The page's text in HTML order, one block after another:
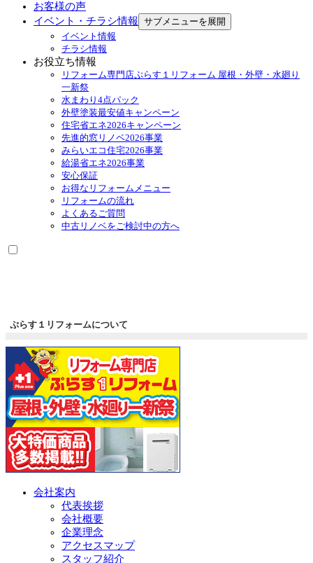
お客様の声
イベント・チラシ情報 サブメニューを展開
イベント情報
チラシ情報
お役立ち情報
リフォーム専門店ぷらす１リフォーム 屋根・外壁・水廻り
一新祭
水まわり4点パック
外壁塗装最安値キャンペーン
住宅省エネ2026キャンペーン
先進的窓リノベ2026事業
みらいエコ住宅2026事業
給湯省エネ2026事業
安心保証
お得なリフォームメニュー
リフォームの流れ
よくあるご質問
中古リノベをご検討中の方へ
ぷらす１リフォームについて
会社案内
代表挨拶
会社概要
企業理念
アクセスマップ
スタッフ紹介